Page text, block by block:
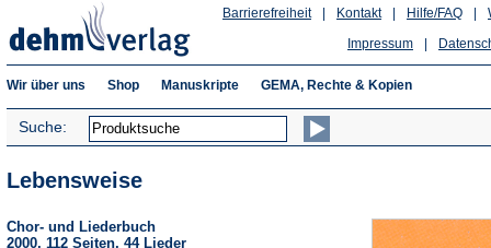
Hilfe/FAQ
Kontakt
Barrierefreiheit
Impressum
Wir über uns Shop Manuskripte GEMA, Rechte & Kopien
Suche:
Lebensweise
Chor- und Liederbuch
2000, 112 Seiten, 44 Lieder